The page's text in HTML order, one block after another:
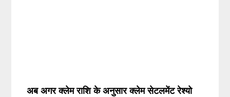
अब अगर क्लेम राशि के अनुसार क्लेम सेटलमेंट रेश्यो